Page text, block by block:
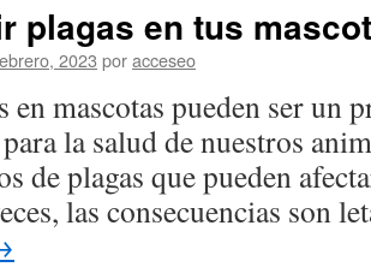
plagas en tus
2023 poracceseo
en mascotas pueden ser un
la salud de nuestros
de plagas que pueden
las consecuencias son